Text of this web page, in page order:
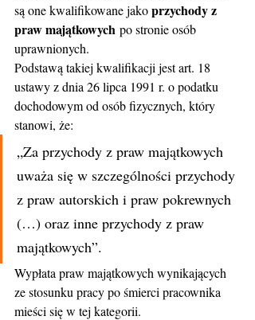
są one kwalifikowane jako przychody z
praw majątkowych po stronie osób
uprawnionych.
Podstawą takiej kwalifikacji jest art. 18
ustawy z dnia 26 lipca 1991 r. o podatku
dochodowym od osób fizycznych, który
stanowi, że:
„Za przychody z praw majątkowych
uważa się w szczególności przychody
z praw autorskich i praw pokrewnych
(…) oraz inne przychody z praw
majątkowych”.
Wypłata praw majątkowych wynikających
ze stosunku pracy po śmierci pracownika
mieści się w tej kategorii.